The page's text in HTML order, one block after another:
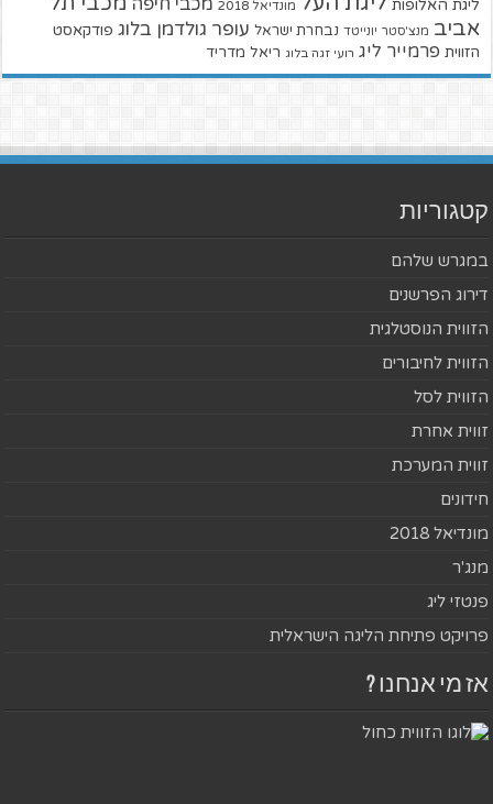
ליגת האלופות מונדיאל 2018
אביב מנצ'סטר יונייטד נבחרת ישראל עופר גולדמן בלוג פודקאסט
הזווית פרמייר ליג רועי זגה בלוג ריאל מדריד
קטגוריות
במגרש שלהם
דירוג הפרשנים
הזווית הנוסטלגית
הזווית לחיבורים
הזווית לסל
זווית אחרת
זווית המערכת
חידונים
מונדיאל 2018
מנג'ר
פנטזי ליג
פרויקט פתיחת הליגה הישראלית
אז מי אנחנו ?